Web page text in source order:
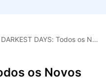
DARKEST DAYS: Todos os No
os Novos